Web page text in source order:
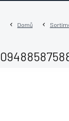
Domů